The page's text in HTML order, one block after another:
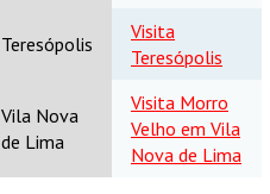
Teresópolis
Visita
Teresópolis
Vila Nova
de Lima
Visita Morro
Velho em Vila
Nova de Lima